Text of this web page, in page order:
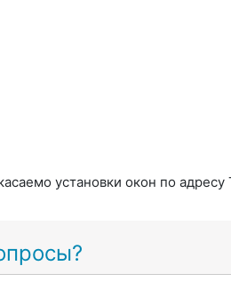
установки окон по